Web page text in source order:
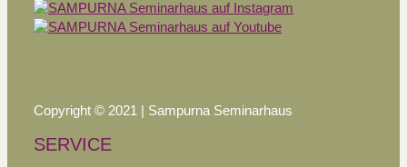
Copyright © 2021 | Sampurna Seminarhaus
SERVICE